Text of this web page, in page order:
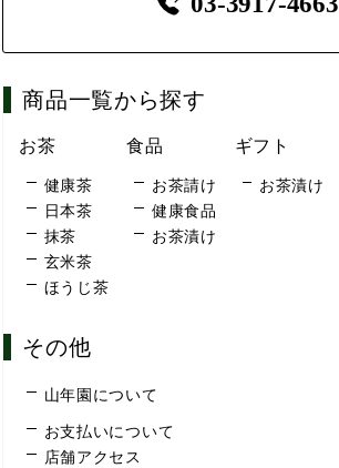
商品一覧から探す
お茶
健康茶
日本茶
抹茶
玄米茶
ほうじ茶
食品
お茶請け
健康食品
お茶漬け
ギフト
お茶漬け
その他
山年園について
お支払いについて
店舗アクセス